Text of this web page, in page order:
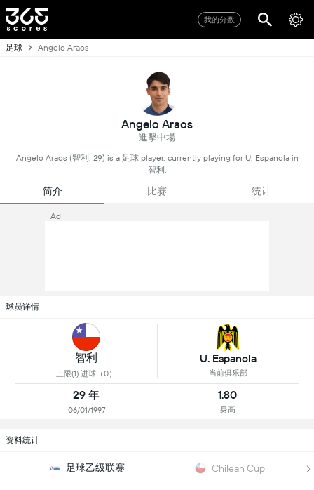
我的分数
足球 Angelo Araos
Angelo Araos
進擊中場
Angelo Araos (智利, 29) is a 足球 player, currently playing for U. Espanola in
智利.
简介 比赛 统计
Ad
球员详情
智利
上限(1) 进球（0）
U. Espanola
当前俱乐部
29 年
06/01/1997
1.80
身高
资料统计
足球乙级联赛 Chilean Cup